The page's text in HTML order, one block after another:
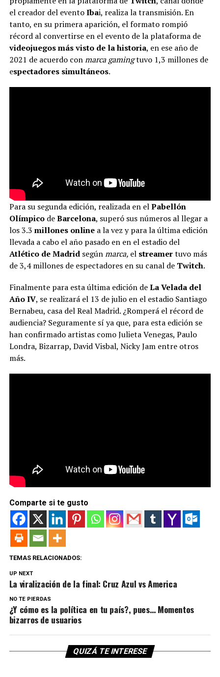
el creador del eventoIbai, realiza la transmisión. En
tanto, en su primera aparición, el formato rompió
récord al convertirse en el evento de la plataforma de
videojuegos más visto de la historia, en ese año de
2021 de acuerdo conmarca gamingtuvo 1,3 millones de
espectadores simultáneos.
Para su segunda edición, realizada en elPabellón
OlímpicodeBarcelona, superó sus números al llegar a
los 3.3 millones onlinea la vez y para la última edición
llevada a cabo el año pasado en en el estadio del
Atlético de Madridsegúnmarca, elstreamertuvo más
de 3,4 millones de espectadores en su canal de Twitch.
Finalmente para esta última edición deLa Velada del
Año IV, se realizará el 13 de julio en el estadio Santiago
Bernabeu, casa del Real Madrid. ¿Romperá el récord de
audiencia? Seguramente sí ya que, para esta edición se
han confirmado artistas como Julieta Venegas, Paulo
Londra, Bizarrap, David Visbal, Nicky Jam entre otros
más.
Comparte si te gusto
TEMAS RELACIONADOS:
UP NEXT
La viralización de la final: Cruz Azul vs America
NO TE PIERDAS
¿Y cómo es la política en tu país?, pues… Momentos
bizarros de usuarios
QUIZÁ TE INTERESE